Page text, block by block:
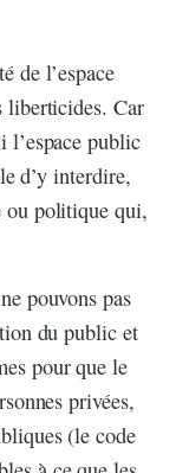
de l’espace
liberticides. Car
l’espace public
d’y interdire,
ou politique qui,
pouvons pas
du public et
pour que le
privées,
(le code